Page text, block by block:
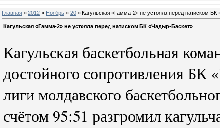
Главная » 2012 » Ноябрь » 20 » Кагульская «Гамма-2» не устояла перед натиском БК
Кагульская «Гамма-2» не устояла перед натиском БК «Чадыр-Баскет»
Кагульская баскетбольная
достойного сопротивления БК
лиги молдавского
счётом 95:51 разгромил